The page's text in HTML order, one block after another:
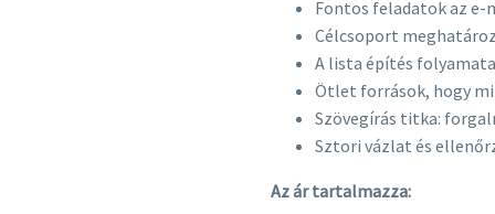
Fontos feladatok az
Célcsoport
A lista építés
Ötlet források, hogy
Szövegírás titka:
Sztori vázlat és
Az ár tartalmazza: